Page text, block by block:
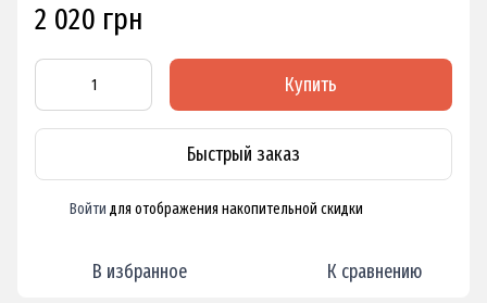
2 020 грн
Купить
Быстрый заказ
Войти для отображения накопительной скидки
В избранное К сравнению